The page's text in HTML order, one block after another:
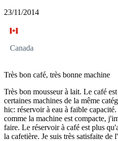
23/11/2014
Canada
Très bon café, très bonne machine
Très bon mousseur à lait. Le café
certaines machines de la même
hic: réservoir à eau à faible
comme la machine est compacte,
faire. Le réservoir à café est plus
la cafetière. Je suis très satisfaite de